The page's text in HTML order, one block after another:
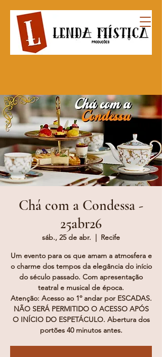
Chá com a Condessa -
25abr26
sáb., 25 de abr.
  |
Recife
Um evento para os que amam a atmosfera e
o charme dos tempos da elegância do início
do século passado. Com apresentação
teatral e musical de época.
Atenção: Acesso ao 1º andar por ESCADAS.
NÃO SERÁ PERMITIDO O ACESSO APÓS
O INÍCIO DO ESPETÁCULO. Abertura dos
portões 40 minutos antes.